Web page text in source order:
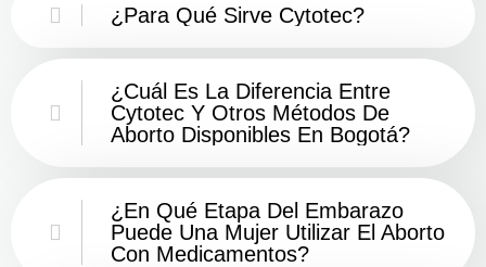
¿Para Qué Sirve Cytotec?
¿Cuál Es La Diferencia Entre
Cytotec Y Otros Métodos De
Aborto Disponibles En Bogotá?
¿En Qué Etapa Del Embarazo
Puede Una Mujer Utilizar El Aborto
Con Medicamentos?